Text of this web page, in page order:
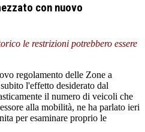
con nuovo
le restrizioni potrebbero essere
regolamento delle Zone a
l'effetto desiderato dal
il numero di veicoli che
alla mobilità, ne ha parlato ieri
per esaminare proprio le